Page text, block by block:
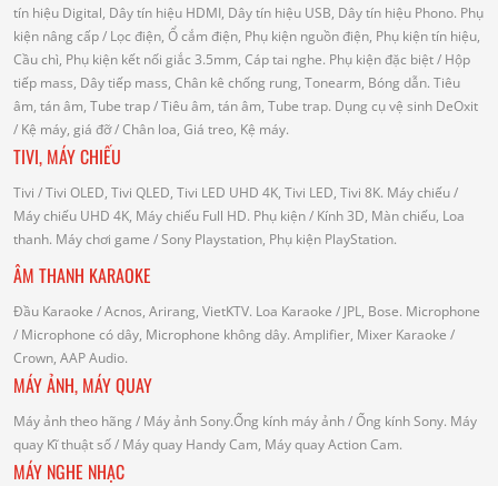
tín hiệu Digital, Dây tín hiệu HDMI, Dây tín hiệu USB, Dây tín hiệu Phono. Phụ
kiện nâng cấp/ Lọc điện, Ổ cắm điện, Phụ kiện nguồn điện, Phụ kiện tín hiệu,
Cầu chì, Phụ kiện kết nối giắc 3.5mm, Cáp tai nghe. Phụ kiện đặc biệt/ Hộp
tiếp mass, Dây tiếp mass, Chân kê chống rung, Tonearm, Bóng dẫn. Tiêu
âm, tán âm, Tube trap/ Tiêu âm, tán âm, Tube trap. Dụng cụ vệ sinh DeOxit
/ Kệ máy, giá đỡ/ Chân loa, Giá treo, Kệ máy.
TIVI, MÁY CHIẾU
Tivi / Tivi OLED, Tivi QLED, Tivi LED UHD 4K, Tivi LED, Tivi 8K. Máy chiếu/
Máy chiếu UHD 4K, Máy chiếu Full HD. Phụ kiện/ Kính 3D, Màn chiếu, Loa
thanh. Máy chơi game / Sony Playstation, Phụ kiện PlayStation.
ÂM THANH KARAOKE
Đầu Karaoke / Acnos, Arirang, VietKTV. Loa Karaoke / JPL, Bose. Microphone
/ Microphone có dây, Microphone không dây. Amplifier, Mixer Karaoke /
Crown, AAP Audio.
MÁY ẢNH, MÁY QUAY
Máy ảnh theo hãng / Máy ảnh Sony.Ống kính máy ảnh / Ống kính Sony. Máy
quay Kĩ thuật số/ Máy quay Handy Cam, Máy quay Action Cam.
MÁY NGHE NHẠC